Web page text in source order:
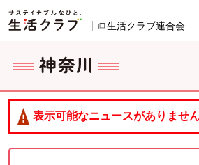
ページの先頭です。
生活クラブ連合会
ここからサイト内共通メニューです。
サイト内共通メニューをスキップする
サイト内共通メニューここまで。
表示可能なニュースがありません